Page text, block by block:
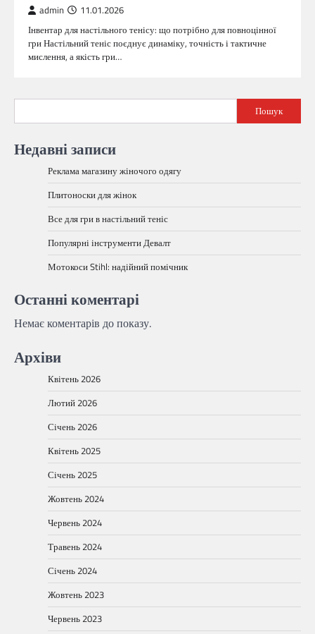
admin 11.01.2026
Інвентар для настільного тенісу: що потрібно для повноцінної
гри Настільний теніс поєднує динаміку, точність і тактичне
мислення, а якість гри…
Пошук
Недавні записи
Реклама магазину жіночого одягу
Плитоноски для жінок
Все для гри в настільний теніс
Популярні інструменти Девалт
Мотокоси Stihl: надійний помічник
Останні коментарі
Немає коментарів до показу.
Архіви
Квітень 2026
Лютий 2026
Січень 2026
Квітень 2025
Січень 2025
Жовтень 2024
Червень 2024
Травень 2024
Січень 2024
Жовтень 2023
Червень 2023